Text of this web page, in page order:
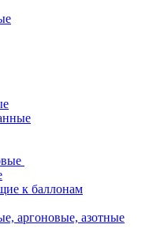
к баллонам
аргоновые, азотные